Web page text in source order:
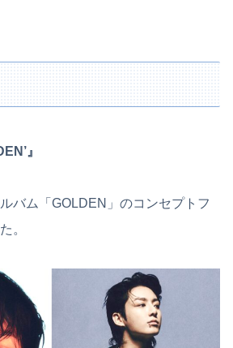
』
バム「GOLDEN」のコンセプトフ
。